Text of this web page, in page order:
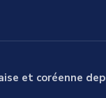
et coréenne